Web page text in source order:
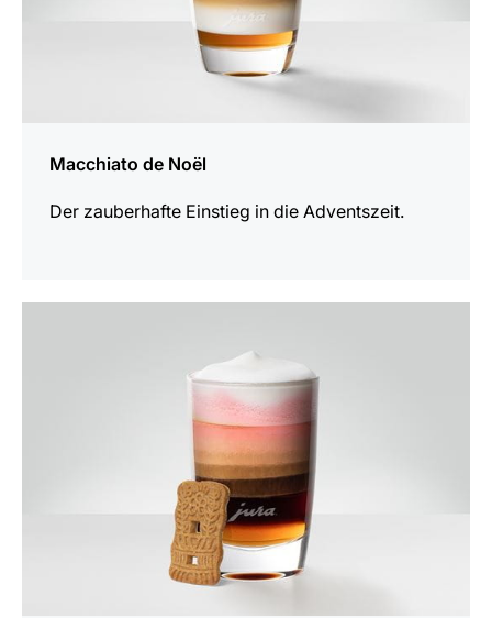
Macchiato de Noël
Der zauberhafte Einstieg in die Adventszeit.